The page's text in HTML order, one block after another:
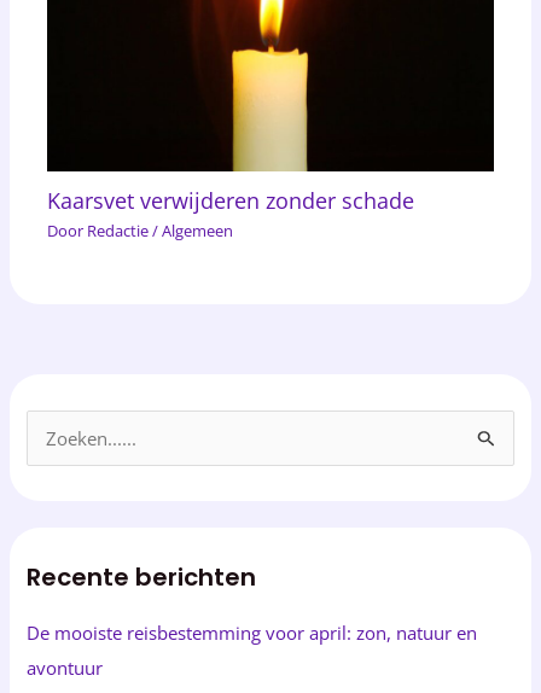
Kaarsvet verwijderen zonder schade
Door Redactie/Algemeen
e
Recente berichten
De mooiste reisbestemming voor april: zon, natuur en
avontuur